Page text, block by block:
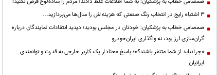
3 اشتباه رایج در انتخاب رنگ صنعتی که هزینه‌اش را سال‌ها می‌پردازید...
صمصامی خطاب به پزشکیان: خودتان در مجلس بودید؛ دیدید انتقادات نمایندگان درباره
گران‌سازی ارز بود، نه واگذاری ایران‌خودرو
«چرا نباید از شما متنفر باشند؟»؛ پاسخ معنادار یک کاربر خارجی به قدرت و توانمندی
ایرانیان